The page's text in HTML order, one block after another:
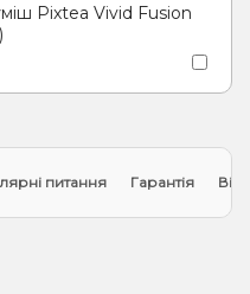
Pixtea Vivid Fusion
питання Гарантія